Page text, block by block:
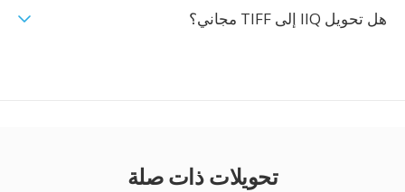
هل تحويل IIQ إلى TIFF مجاني؟
تحويلات ذات صلة